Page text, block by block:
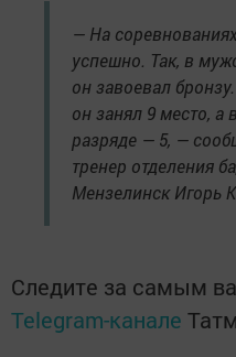
— На
успешно. Так, в
он завоевал
он занял 9 место,
разряде — 5, —
тренер отделения
Мензелинск Игорь
Следите за самым
Telegram-канале